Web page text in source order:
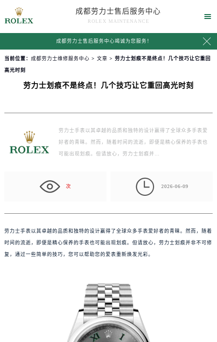
成都劳力士售后服务中心
ROLEX MAINTENANCE

成都劳力士售后服务中心竭诚为您服务！ 
当前位置： 成都劳力士维修服务中心 > 文章 > 劳力士划痕不是终点！几个技巧让它重回
高光时刻
劳力士划痕不是终点！几个技巧让它重回高光时刻
劳力士手表以其卓越的品质和独特的设计赢得了全球众多手表爱
好者的青睐。然而，随着时间的流逝，即便是精心保养的手表也
可能出现划痕。但请放心，劳力士划痕并…
次  2026-06-09
劳力士手表以其卓越的品质和独特的设计赢得了全球众多手表爱好者的青睐。然而，随着
时间的流逝，即便是精心保养的手表也可能出现划痕。但请放心，劳力士划痕并非不可修
复，通过一些简单的技巧，您可以帮助您的爱表重新焕发光彩。